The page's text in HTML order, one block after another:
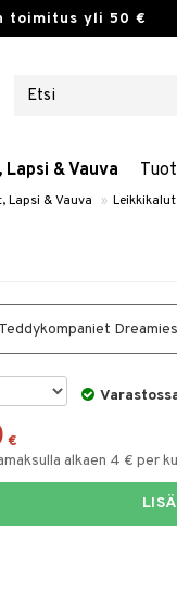
toimitus yli 50 €
Lapsi & Vauva
Lapsi & Vauva » Leikkikalut
Teddykompaniet
€
alkaen 4 € per